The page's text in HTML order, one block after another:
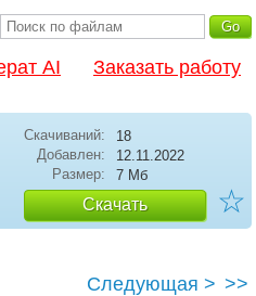
AI Заказать работу
Скачиваний:
18
Добавлен:
12.11.2022
Размер:
7 Мб
Скачать ☆
Следующая > >>